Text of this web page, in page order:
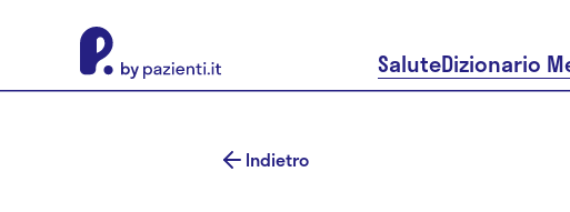
SaluteDizionario
Indietro